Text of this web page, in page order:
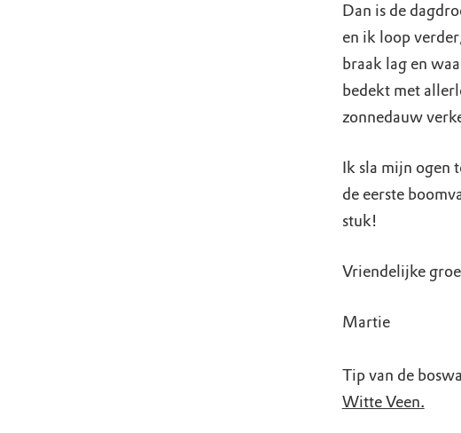
Dan is de
en ik loop
braak lag en
bedekt met
zonnedauw
Ik sla mijn ogen
de eerste
stuk!
Vriendelijke
Martie
Tip van de
Witte Veen.